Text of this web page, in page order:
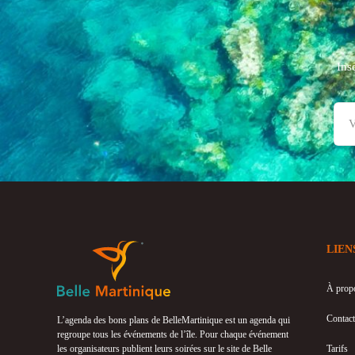
L’agenda des bons plans de BelleMartinique est un agenda qui
regroupe tous les événements de l’île. Pour chaque événement
les organisateurs publient leurs soirées sur le site de Belle
À
Contact
Tarifs